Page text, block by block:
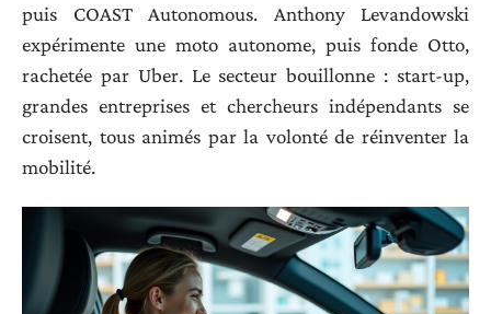
puis COAST Autonomous. Anthony Levandowski
expérimente une moto autonome, puis fonde Otto,
rachetée par Uber. Le secteur bouillonne : start-up,
grandes entreprises et chercheurs indépendants se
croisent, tous animés par la volonté de réinventer la
mobilité.